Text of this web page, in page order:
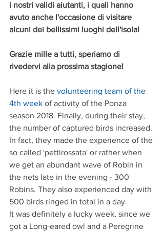
i nostri validi aiutanti, i quali hanno
avuto anche l'occasione di visitare
alcuni dei bellissimi luoghi dell'isola!
Grazie mille a tutti, speriamo di
rivedervi alla prossima stagione!
Here it is the volunteering team of the
4th week of activity of the Ponza
season 2018. Finally, during their stay,
the number of captured birds increased.
In fact, they made the experience of the
so called 'pettirossata' or rather when
we get an abundant wave of Robin in
the nets late in the evening - 300
Robins. They also experienced day with
500 birds ringed in total in a day.
It was definitely a lucky week, since we
got a Long-eared owl and a Peregrine